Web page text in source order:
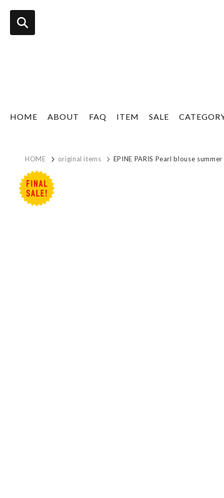
HOME ABOUT FAQ ITEM SALE
HOME original items ÉPINE PARIS Pearl blouse
sale